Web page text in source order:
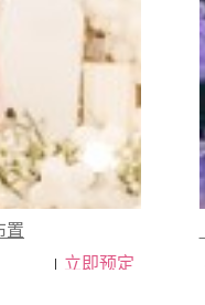
置
立即预定